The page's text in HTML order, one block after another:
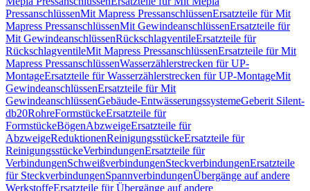
PressanschlüssenMit Mapress PressanschlüssenErsatzteile für Mit
Mapress PressanschlüssenMit GewindeanschlüssenErsatzteile für
Mit GewindeanschlüssenRückschlagventileErsatzteile für
RückschlagventileMit Mapress PressanschlüssenErsatzteile für Mit
Mapress PressanschlüssenWasserzählerstrecken für UP-
MontageErsatzteile für Wasserzählerstrecken für UP-MontageMit
GewindeanschlüssenErsatzteile für Mit
GewindeanschlüssenGebäude-EntwässerungssystemeGeberit Silent-
db20RohreFormstückeErsatzteile für
FormstückeBögenAbzweigeErsatzteile für
AbzweigeReduktionenReinigungsstückeErsatzteile für
ReinigungsstückeVerbindungenErsatzteile für
VerbindungenSchweißverbindungenSteckverbindungenErsatzteile
für SteckverbindungenSpannverbindungenÜbergänge auf andere
WerkstoffeErsatzteile für Übergänge auf andere